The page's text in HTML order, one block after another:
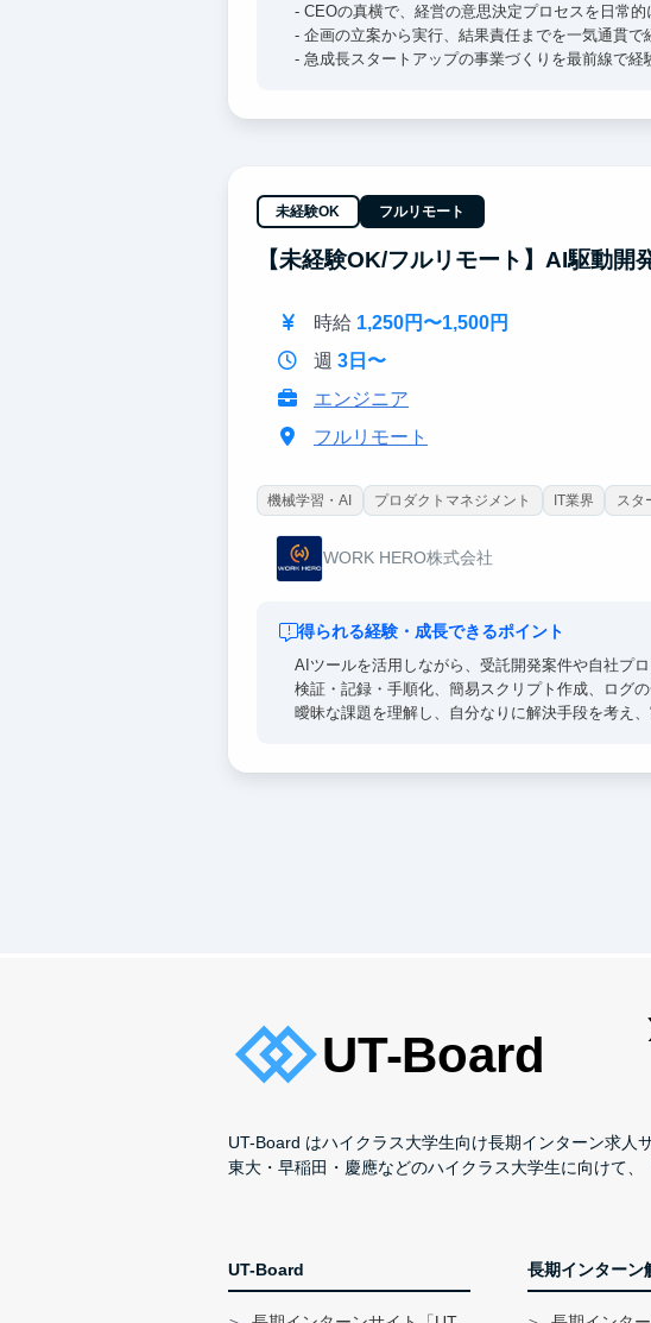
- CEOの真横で、経営の意思決定プロセスを日常的
- 企画の立案から実行、結果責任までを一気通貫で
- 急成長スタートアップの事業づくりを最前線で経
未経験OK フルリモート
【未経験OK/フルリモート】AI駆動
時給 1,250円〜1,500円
週 3日〜
エンジニア
フルリモート
機械学習・AI プロダクトマネジメント IT業界 スタ
WORK HERO株式会社
得られる経験・成長できるポイント
AIツールを活用しながら、受託開発案件や自社プ
検証・記録・手順化、簡易スクリプト作成、ログ
曖昧な課題を理解し、自分なりに解決手段を考え
UT-Board はハイクラス大学生向け長期インターン求人
東大・早稲田・慶應などのハイクラス大学生に向けて
UT-Board 長期インターン